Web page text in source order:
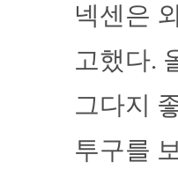
넥센은
고했다.
그다지
투구를